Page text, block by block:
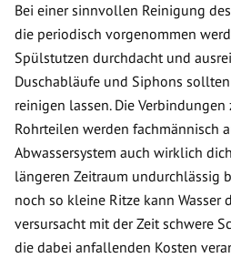
Bei einer sinnvollen Reinigung
die periodisch vorgenommen
Spülstutzen durchdacht und
Duschabläufe und Siphons
reinigen lassen. Die
Rohrteilen werden fachmännisch
Abwassersystem auch wirklich
längeren Zeitraum undurchlässig
noch so kleine Ritze kann Wasser
versursacht mit der Zeit schwere
die dabei anfallenden Kosten